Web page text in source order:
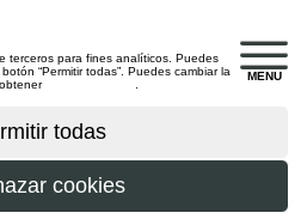
MENU
terceros para fines analíticos. Puedes
“Permitir todas”. Puedes cambiar la